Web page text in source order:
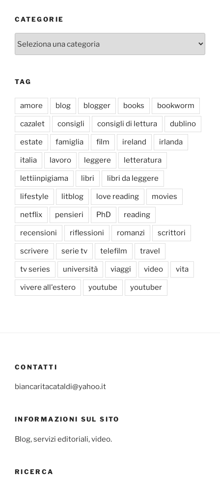
CATEGORIE
TAG
amore blog blogger books bookworm
cazalet consigli consigli di lettura dublino
estate famiglia film ireland irlanda
italia lavoro leggere letteratura
lettiinpigiama libri libri da leggere
lifestyle litblog love reading movies
netflix pensieri PhD reading
recensioni riflessioni romanzi scrittori
scrivere serie tv telefilm travel
tv series università viaggi video vita
vivere all'estero youtube youtuber
CONTATTI
biancaritacataldi@yahoo.it
INFORMAZIONI SUL SITO
Blog, servizi editoriali, video.
RICERCA